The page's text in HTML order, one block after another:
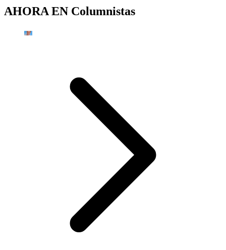
AHORA EN Columnistas